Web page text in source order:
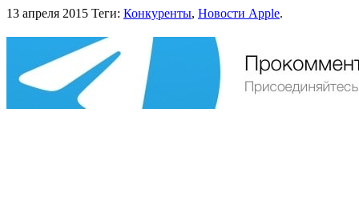
13 апреля 2015 Теги: Конкуренты, Новости Apple.